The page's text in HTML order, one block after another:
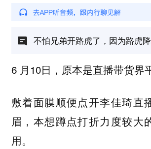
不怕兄弟开路虎了，因为路虎
6 月10日，原本是直播带货界
敷着面膜顺便点开李佳琦直
眉，本想蹲点打折力度较大
用。